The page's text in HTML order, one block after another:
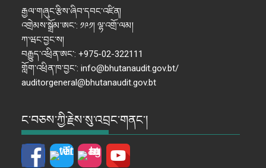
རྒྱལ་གཞུང་རྩིས་ཞིབ་དབང་འཛིན།
འགྲེམས་སྒྲོམ་ཨང་: ༡༩༡། ལྷ་འགྲོ་ལམ།
ཀ་ཝང་བྱང་ས།
བརྒྱུད་འཕྲིན་ཨང་: +975-02-322111
གློག་འཕྲིན་ཁ་བྱང་: info@bhutanaudit.gov.bt/
auditorgeneral@bhutanaudit.gov.bt
ང་བཅས་ཀྱི་རྗེས་སུ་འབྲང་གནང་།